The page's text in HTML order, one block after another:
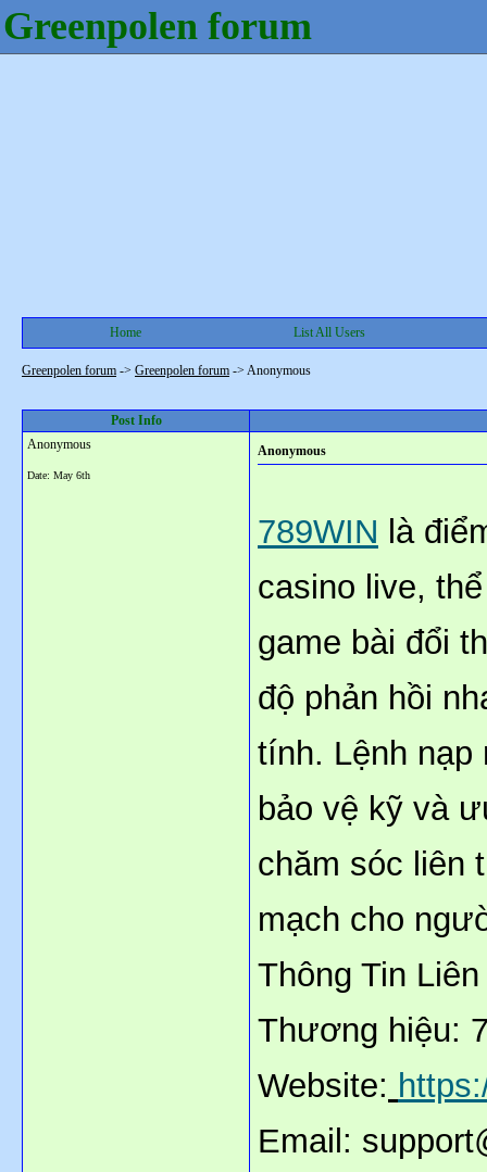
Greenpolen forum
Home List All Users
Greenpolen forum -> Greenpolen forum -> Anonymous
Post Info
Anonymous
Date: May 6th
Anonymous
789WIN là
casino live,
game bài đổi
độ phản hồi
tính. Lệnh
bảo vệ kỹ và
chăm sóc liên
mạch cho
Thông Tin
Thương hiệu:
Website:
Email: